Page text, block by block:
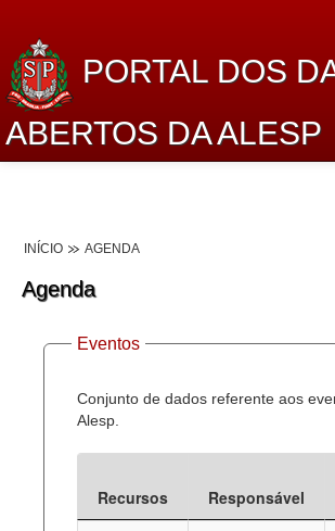
PORTAL DOS
ABERTOS DA ALESP
Lei de Acesso à Informação
Dados Governamentais Abertos
Planejamento
Catálogo de dados
Deputados Estaduais
INÍCIO AGENDA
Agenda
Eventos
Conjunto de dados referente aos
Alesp.
Recursos Responsável